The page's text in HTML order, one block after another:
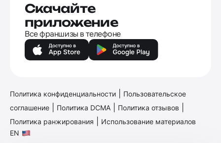
Скачайте
приложение
Все франшизы в телефоне
Политика конфиденциальности
Пользовательское
соглашение
Политика DCMA Политика отзывов
Политика ранжирования
Использование материалов
EN